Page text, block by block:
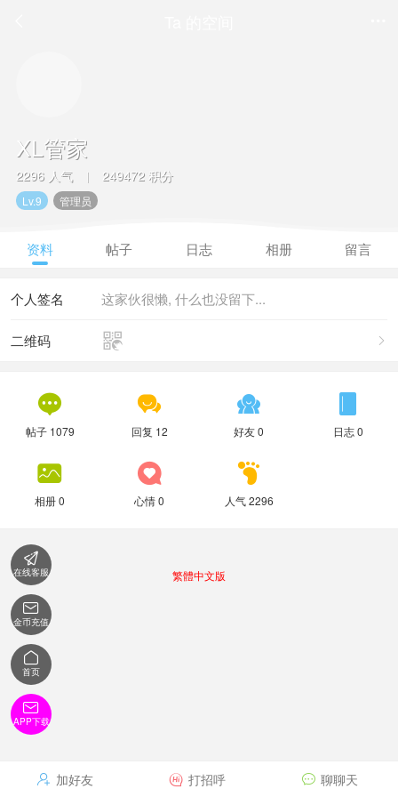
XL管家
2296 人气 | 249472 积分
Lv.9 管理员
资料 帖子 日志 相册 留言
这家伙很懒, 什么也没留下...
个人签名


二维码

帖子 1079

回复 12

好友 0

日志 0

相册 0

心情 0

人气 2296
 加好友  打招呼  聊聊天
繁體中文版

在线客服

金币充值

首页

APP下载